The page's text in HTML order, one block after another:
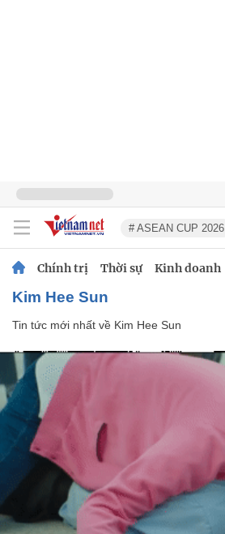
# ASEAN CUP 2026
Chính trị Thời sự Kinh doanh
Kim Hee Sun
Tin tức mới nhất về Kim Hee Sun